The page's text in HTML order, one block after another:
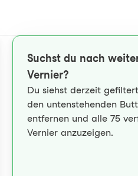
Suchst du nach
Vernier?
Du siehst derzeit
den untenstehenden
entfernen und alle 75
Vernier anzuzeigen.